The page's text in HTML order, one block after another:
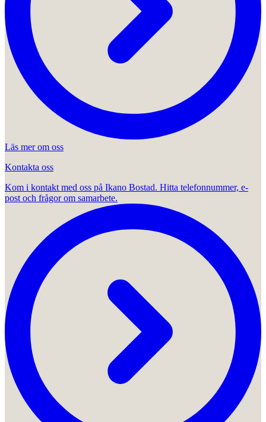
Läs mer om oss
Kontakta oss
Kom i kontakt med oss på Ikano Bostad. Hitta telefonnummer, e-
post och frågor om samarbete.